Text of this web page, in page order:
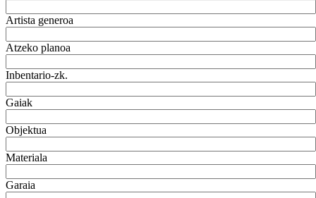
Artista generoa
Atzeko planoa
Inbentario-zk.
Gaiak
Objektua
Materiala
Garaia